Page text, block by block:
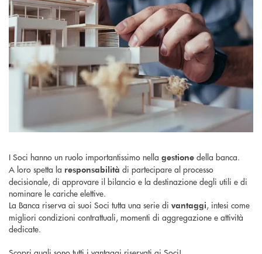
I Soci hanno un ruolo importantissimo nella gestione della banca.
A loro spetta la responsabilità di partecipare al processo
decisionale, di approvare il bilancio e la destinazione degli utili e di
nominare le cariche elettive.
La Banca riserva ai suoi Soci tutta una serie di vantaggi, intesi come
migliori condizioni contrattuali, momenti di aggregazione e attività
dedicate.